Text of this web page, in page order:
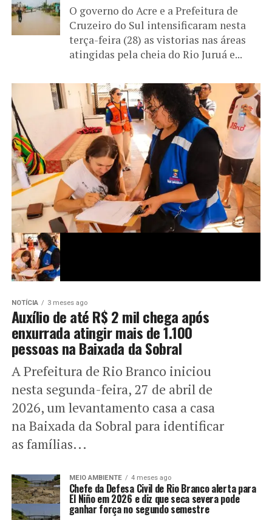
O governo do Acre e a Prefeitura de
Cruzeiro do Sul intensificaram nesta
terça-feira (28) as vistorias nas áreas
atingidas pela cheia do Rio Juruá e...
NOTÍCIA 3 meses ago
Auxílio de até R$ 2 mil chega após
enxurrada atingir mais de 1.100
pessoas na Baixada da Sobral
A Prefeitura de Rio Branco iniciou
nesta segunda-feira, 27 de abril de
2026, um levantamento casa a casa
na Baixada da Sobral para identificar
as famílias...
MEIO AMBIENTE 4 meses ago
Chefe da Defesa Civil de Rio Branco alerta para
El Niño em 2026 e diz que seca severa pode
ganhar força no segundo semestre